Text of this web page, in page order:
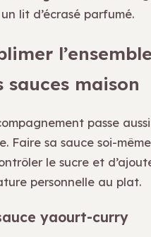
un lit d’écrasé parfumé.
sauces maison
passe
Faire sa sauce soi-
le sucre et
personnelle au plat.
yaourt-curry